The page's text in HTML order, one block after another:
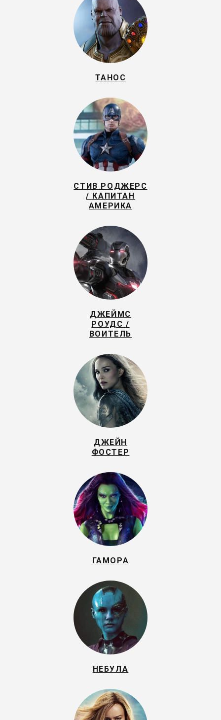
ТАНОС
СТИВ РОДЖЕРС
/ КАПИТАН
АМЕРИКА
ДЖЕЙМС
РОУДС /
ВОИТЕЛЬ
ДЖЕЙН
ФОСТЕР
ГАМОРА
НЕБУЛА